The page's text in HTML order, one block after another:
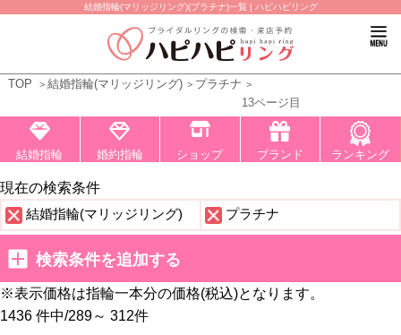
結婚指輪(マリッジリング)(プラチナ)一覧 | ハピハピリング
TOP 結婚指輪(マリッジリング)
プラチナ
13ページ目
結婚指輪 婚約指輪 ショップ ブランド ランキング
現在の検索条件
結婚指輪(マリッジリング) プラチナ
検索条件を追加する
※表示価格は指輪一本分の価格(税込)となります。
1436 件中/289～ 312件